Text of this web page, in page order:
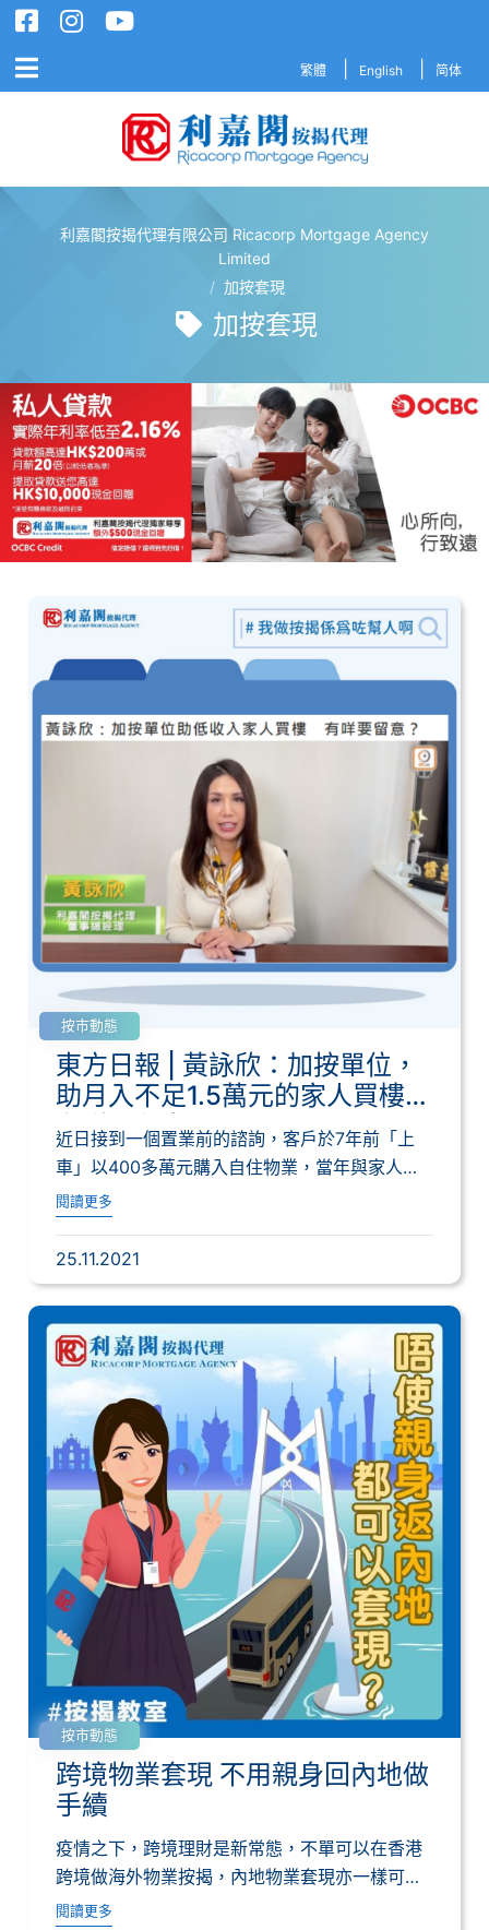
繁體 English 简体
利嘉閣按揭代理有限公司 Ricacorp Mortgage Agency
Limited
/ 加按套現
加按套現
按市動態
東方日報 | 黃詠欣：加按單位，
助月入不足1.5萬元的家人買樓
有咩要留意？
近日接到一個置業前的諮詢，客戶於7年前「上
車」以400多萬元購入自住物業，當年與家人合
共月...
閱讀更多
25.11.2021
按市動態
跨境物業套現 不用親身回內地做
手續
疫情之下，跨境理財是新常態，不單可以在香港
跨境做海外物業按揭，內地物業套現亦一樣可以
一站式...
閱讀更多